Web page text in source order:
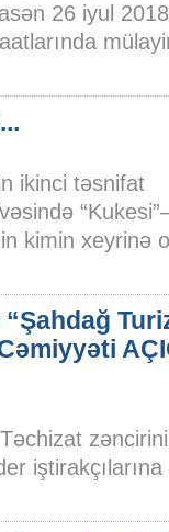
26 iyul
ikinci təsnifat
kimin xeyrinə